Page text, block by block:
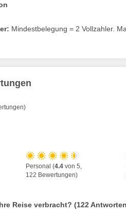
Mindestbelegung = 2 Vollzahler.
Personal (4.4 von 5,
122 Bewertungen)
Reise verbracht? (122